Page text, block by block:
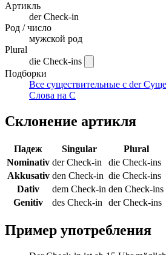
Артикль
derCheck-in
Род / число
мужской род
Plural
die Check-ins
Подборки
Все существительные с der
Слова на C
Склонение артикля
Падеж Singular
Plural
Nominativ der Check-in
die Check-ins
Akkusativ den Check-in die Check-ins
Dativ
dem Check-in den Check-ins
Genitiv
des Check-in der Check-ins
Пример употребления